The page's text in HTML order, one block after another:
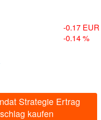
-0.17 EUR
-0.14 %
Strategie Ertrag
kaufen